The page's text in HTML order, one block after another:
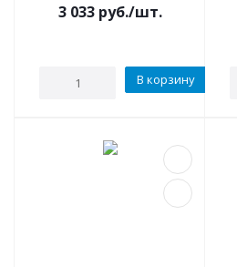
3 033руб./шт.
В корзину